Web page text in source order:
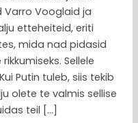
Varro Vooglaid ja
etteheiteid, eriti
mida nad pidasid
Sellele
Putin tuleb, siis tekib
olete te valmis sellise
teil […]